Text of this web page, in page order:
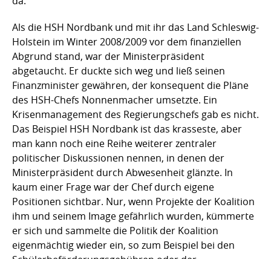
Als die HSH Nordbank und mit ihr das Land Schleswig-
Holstein im Winter 2008/2009 vor dem finanziellen
Abgrund stand, war der Ministerpräsident
abgetaucht. Er duckte sich weg und ließ seinen
Finanzminister gewähren, der konsequent die Pläne
des HSH-Chefs Nonnenmacher umsetzte. Ein
Krisenmanagement des Regierungschefs gab es nicht.
Das Beispiel HSH Nordbank ist das krasseste, aber
man kann noch eine Reihe weiterer zentraler
politischer Diskussionen nennen, in denen der
Ministerpräsident durch Abwesenheit glänzte. In
kaum einer Frage war der Chef durch eigene
Positionen sichtbar. Nur, wenn Projekte der Koalition
ihm und seinem Image gefährlich wurden, kümmerte
er sich und sammelte die Politik der Koalition
eigenmächtig wieder ein, so zum Beispiel bei den